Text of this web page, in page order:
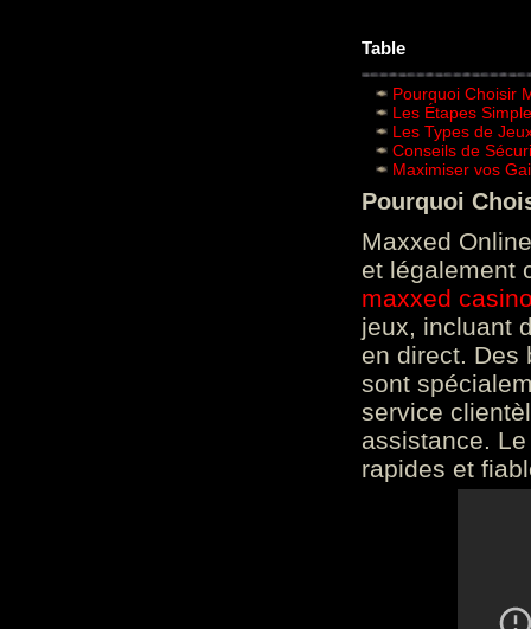
Table
Pourquoi Choisir
Les Étapes
Les Types de
Conseils de
Maximiser vos
Pourquoi
Maxxed
et légalement
maxxed
jeux, incluant
en direct. Des
sont
service
assistance.
rapides et